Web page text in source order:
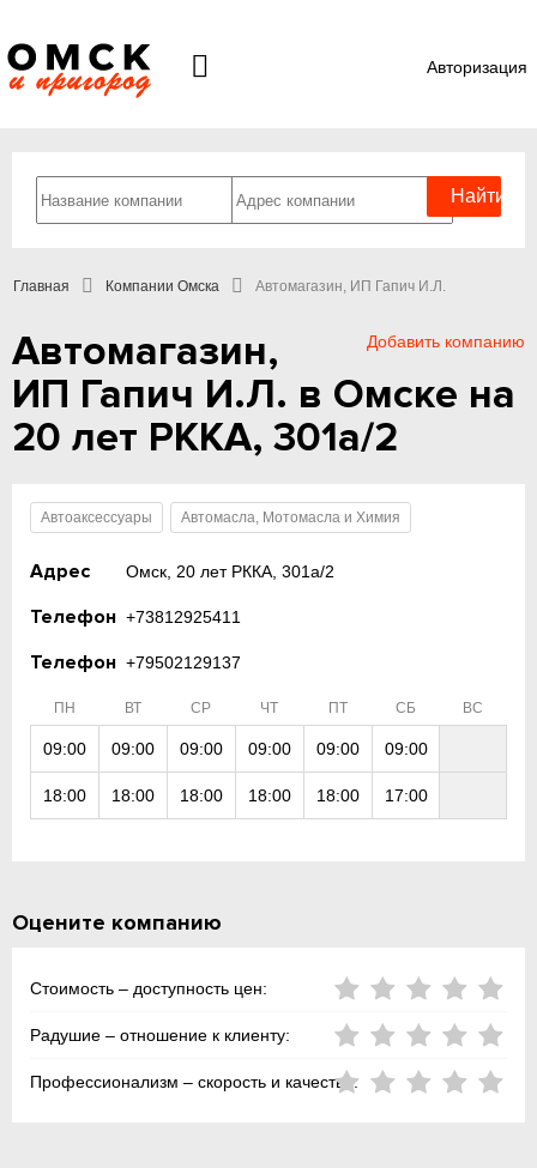
Авторизация
Главная Компании Омска Автомагазин, ИП Гапич И.Л.
Добавить компанию
Автомагазин,
ИП Гапич И.Л. в Омске на
20 лет РККА, 301а/2
Автоаксессуары Автомасла, Мотомасла и Химия
Адрес Омск, 20 лет РККА, 301а/2
Телефон +73812925411
Телефон +79502129137
ПН ВТ СР ЧТ ПТ СБ ВС
09:00 09:00 09:00 09:00 09:00 09:00
18:00 18:00 18:00 18:00 18:00 17:00
Оцените компанию
Стоимость – доступность цен:
Радушие – отношение к клиенту:
Профессионализм – скорость и качество: